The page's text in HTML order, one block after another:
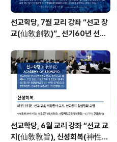
선교학당, 7월 교리 강좌 “선교 창
교(仙敎創敎)”_ 선기60년 선교
선교학당, 6월 교리 강좌 “선교 교
지(仙敎敎旨), 신성회복(神性回